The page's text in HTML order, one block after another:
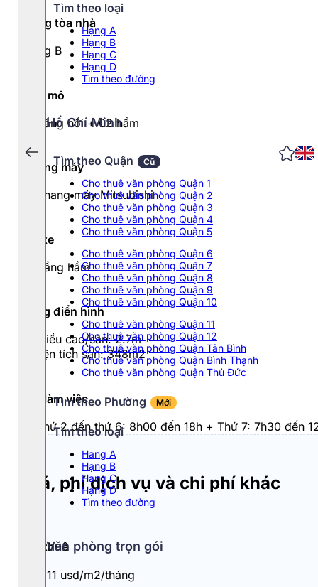
Tìm theo loại
Hạng A
Hạng B
Hạng C
Hạng D
Tìm theo đường
Hồ Chí Minh
Tìm theo Quận Cũ
Cho thuê văn phòng Quận 1
Cho thuê văn phòng Quận 2
Cho thuê văn phòng Quận 3
Cho thuê văn phòng Quận 4
Cho thuê văn phòng Quận 5
Cho thuê văn phòng Quận 6
Cho thuê văn phòng Quận 7
Cho thuê văn phòng Quận 8
Cho thuê văn phòng Quận 9
Cho thuê văn phòng Quận 10
Cho thuê văn phòng Quận 11
Cho thuê văn phòng Quận 12
Cho thuê văn phòng Quận Tân Bình
Cho thuê văn phòng Quận Bình Thạnh
Cho thuê văn phòng Quận Thủ Đức
Tìm theo Phường Mới
Tìm theo loại
Hang A
Hạng B
Hạng C
Hạng D
Tìm theo đường
Văn phòng trọn gói
Hạng tòa nhà
Hạng B
Quy mô
09 tầng nổi + 02 hầm
Thang máy
03 thang máy Mitsubishi
Đỗ xe
02 tầng hầm
Tầng điển hình
- Chiều cao/sàn: 2.7m
- Diện tích sàn: 348m2
Giờ làm việc
Từ thứ 2 đến thứ 6: 8h00 đến 18h + Thứ 7: 7h30 đến
Giá, phí dịch vụ và chi phí khác
Giá thuê
10 - 11 usd/m2/tháng